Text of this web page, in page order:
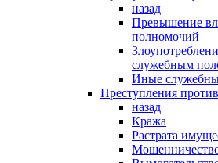
назад
Превышение
полномочий
служебным
Иные
Преступления
назад
Кража
Растрата